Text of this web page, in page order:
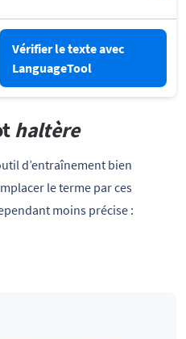
Vérifier le texte avec
LanguageTool
haltère
d’entraînement bien
le terme par ces
moins précise :